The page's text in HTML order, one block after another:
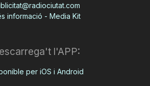
informació - Media Kit
l'APP:
per iOS i Android